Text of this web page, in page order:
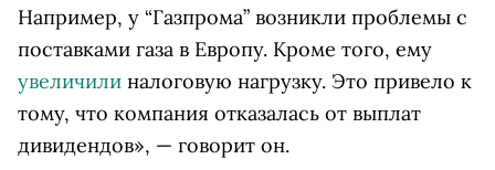
Например, у “Газпрома” возникли проблемы с
поставками газа в Европу. Кроме того, ему
увеличили налоговую нагрузку. Это привело к
тому, что компания отказалась от выплат
дивидендов», — говорит он.